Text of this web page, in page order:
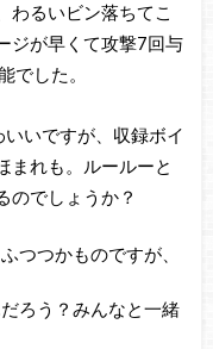
わるいビン落ちてこ
ジが早くて攻撃7回与
でした。
いですが、収録ボイ
まれも。ルールーと
のでしょうか？
つつかものですが、
ろう？みんなと一緒